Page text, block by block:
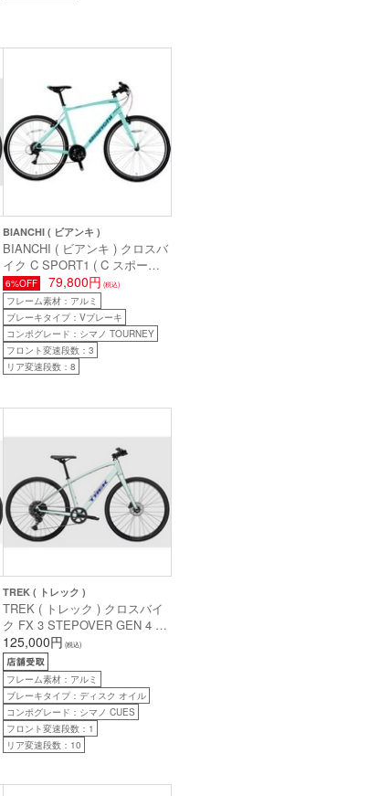
BIANCHI ( ビアンキ )
BIANCHI ( ビアンキ ) クロスバ
イク C SPORT1 ( C スポーツ1
) チェレステ/ダークターコイズ
フルグロッシー 51 ( 身長目安
175cm前後 )
6%OFF 79,800円 (税込)
フレーム素材：アルミ
ブレーキタイプ：Vブレーキ
コンポグレード：シマノ TOURNEY
フロント変速段数：3
リア変速段数：8
TREK ( トレック )
TREK ( トレック ) クロスバイ
ク FX 3 STEPOVER GEN 4 マ
ジックミント S ( 身長目安
160cm前後 )
125,000円 (税込)
フレーム素材：アルミ
ブレーキタイプ：ディスク オイル
コンポグレード：シマノ CUES
フロント変速段数：1
リア変速段数：10